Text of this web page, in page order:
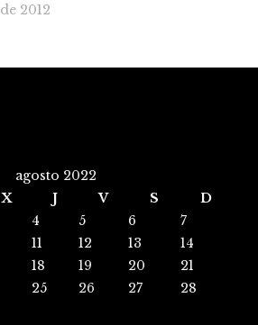
2012
agosto 2022
X J V S
D
4 5 6
7
11 12 13
14
18 19 20
21
25 26 27
28